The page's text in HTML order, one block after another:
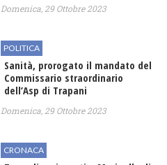
Domenica, 29 Ottobre 2023
POLITICA
Sanità, prorogato il mandato del
Commissario straordinario
dell’Asp di Trapani
Domenica, 29 Ottobre 2023
CRONACA